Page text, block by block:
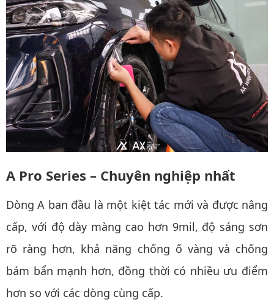
A Pro Series – Chuyên nghiệp nhất
Dòng A ban đầu là một kiệt tác mới và được nâng
cấp, với độ dày màng cao hơn 9mil, độ sáng sơn
rõ ràng hơn, khả năng chống ố vàng và chống
bám bẩn mạnh hơn, đồng thời có nhiều ưu điểm
hơn so với các dòng cùng cấp.